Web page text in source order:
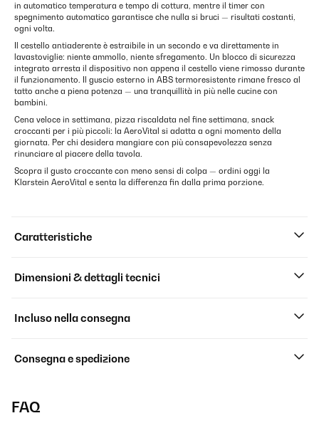
in automatico temperatura e tempo di cottura, mentre il timer con
spegnimento automatico garantisce che nulla si bruci — risultati costanti,
ogni volta.
Il cestello antiaderente è estraibile in un secondo e va direttamente in
lavastoviglie: niente ammollo, niente sfregamento. Un blocco di sicurezza
integrato arresta il dispositivo non appena il cestello viene rimosso durante
il funzionamento. Il guscio esterno in ABS termoresistente rimane fresco al
tatto anche a piena potenza — una tranquillità in più nelle cucine con
bambini.
Cena veloce in settimana, pizza riscaldata nel fine settimana, snack
croccanti per i più piccoli: la AeroVital si adatta a ogni momento della
giornata. Per chi desidera mangiare con più consapevolezza senza
rinunciare al piacere della tavola.
Scopra il gusto croccante con meno sensi di colpa — ordini oggi la
Klarstein AeroVital e senta la differenza fin dalla prima porzione.
Caratteristiche
Dimensioni & dettagli tecnici
Incluso nella consegna
Consegna e spedizione
FAQ